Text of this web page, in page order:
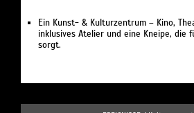
Ein Kunst- & Kulturzentrum – Kino,
inklusives Atelier und eine Kneipe, die
sorgt.